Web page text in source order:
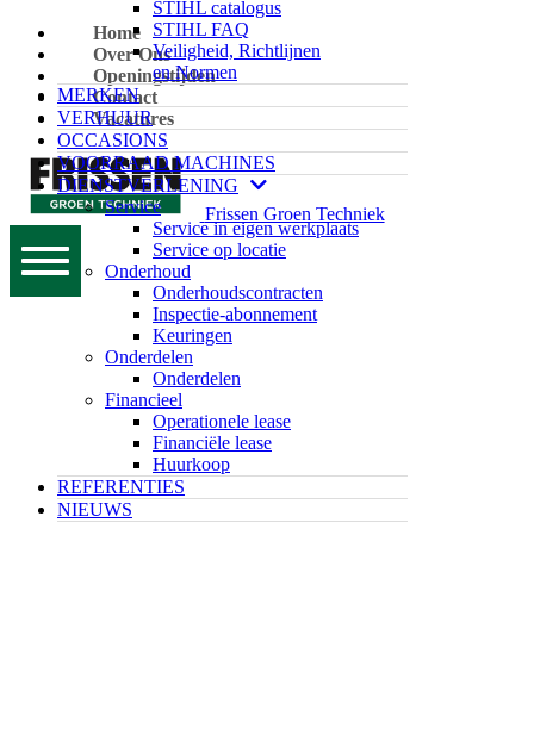
STIHL catalogus
STIHL FAQ
Veiligheid, Richtlijnen
en Normen
MERKEN
VERHUUR
OCCASIONS
VOORRAAD MACHINES
DIENSTVERLENING
Service
Service in eigen werkplaats
Service op locatie
Onderhoud
Onderhoudscontracten
Inspectie-abonnement
Keuringen
Onderdelen
Onderdelen
Financieel
Operationele lease
Financiële lease
Huurkoop
REFERENTIES
NIEUWS
Home
Over Ons
Openingstijden
Contact
Vacatures
Frissen Groen Techniek